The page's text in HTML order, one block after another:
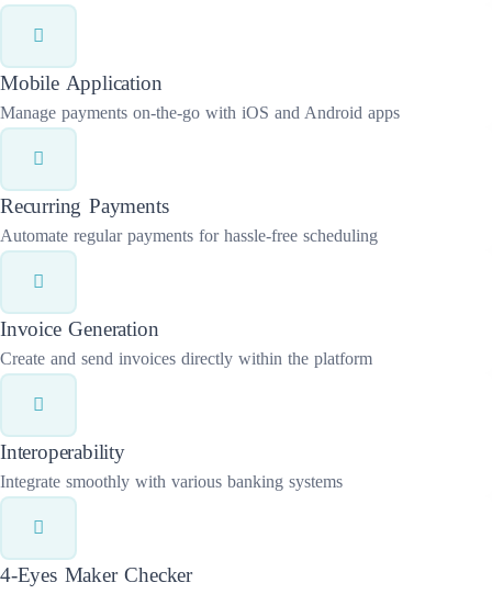
Mobile Application
Manage payments on-the-go with iOS and Android apps
Recurring Payments
Automate regular payments for hassle-free scheduling
Invoice Generation
Create and send invoices directly within the platform
Interoperability
Integrate smoothly with various banking systems
4-Eyes Maker Checker